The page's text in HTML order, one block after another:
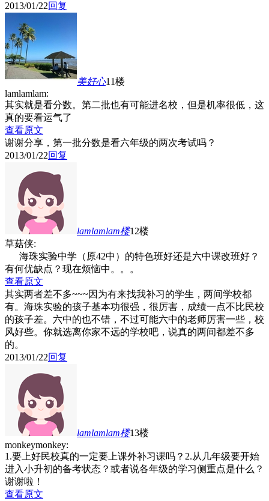
2013/01/22回复
美好心11楼
lamlamlam:
其实就是看分数。第二批也有可能进名校，但是机率很低，这
真的要看运气了
查看原文
谢谢分享， 第一批分数是看六年级的两次考试吗？
2013/01/22回复
lamlamlam楼12楼
草菇侠:
海珠实验中学（原42中）的特色班好还是六中课改班好？
有何优缺点？现在烦恼中。。。
查看原文
其实两者差不多~~~因为有来找我补习的学生，两间学校都
有。海珠实验的孩子基本功很强，很厉害，成绩一点不比民校
的孩子差。六中的也不错，不过可能六中的老师厉害一些，校
风好些。你就选离你家不远的学校吧，说真的两间都差不多
的。
2013/01/22回复
lamlamlam楼13楼
monkeymonkey:
1.要上好民校真的一定要上课外补习课吗？2.从几年级要开始
进入小升初的备考状态？或者说各年级的学习侧重点是什么？
谢谢啦！
查看原文